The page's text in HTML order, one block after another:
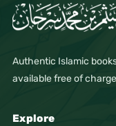
Authentic Islamic
available free of
Explore